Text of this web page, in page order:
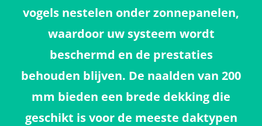
vogels nestelen onder zonnepanelen,
waardoor uw systeem wordt
beschermd en de prestaties
behouden blijven. De naalden van 200
mm bieden een brede dekking die
geschikt is voor de meeste daktypen